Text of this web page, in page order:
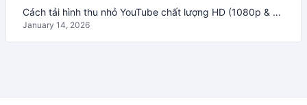
Cách tải hình thu nhỏ YouTube chất lượng HD (1080p & 4K) – Hướng dẫn 2026
January 14, 2026